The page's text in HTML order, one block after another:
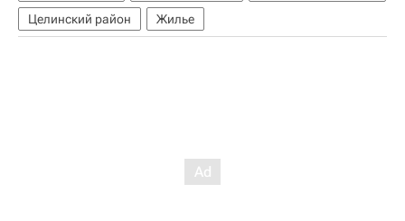
Целинский район
Жилье